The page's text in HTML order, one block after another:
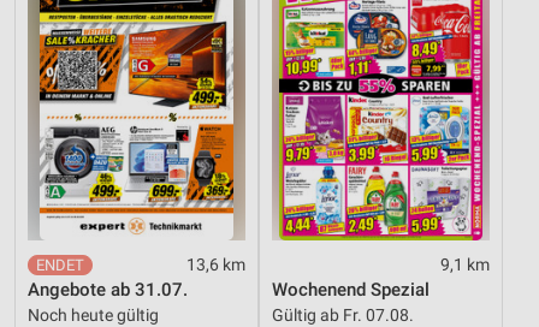
13,6 km
Angebote ab 31.07.
Noch heute gültig
9,1 km
Wochenend Spezial
Gültig ab Fr. 07.08.